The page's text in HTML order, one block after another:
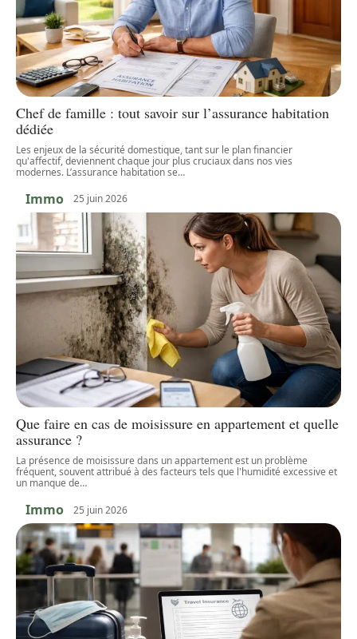
Chef de famille : tout savoir sur l’assurance habitation
dédiée
Les enjeux de la sécurité domestique, tant sur le plan financier
qu'affectif, deviennent chaque jour plus cruciaux dans nos vies
modernes. L’assurance habitation se…
Immo 25 juin 2026
Que faire en cas de moisissure en appartement et quelle
assurance ?
La présence de moisissure dans un appartement est un problème
fréquent, souvent attribué à des facteurs tels que l'humidité excessive et
un manque de…
Immo 25 juin 2026